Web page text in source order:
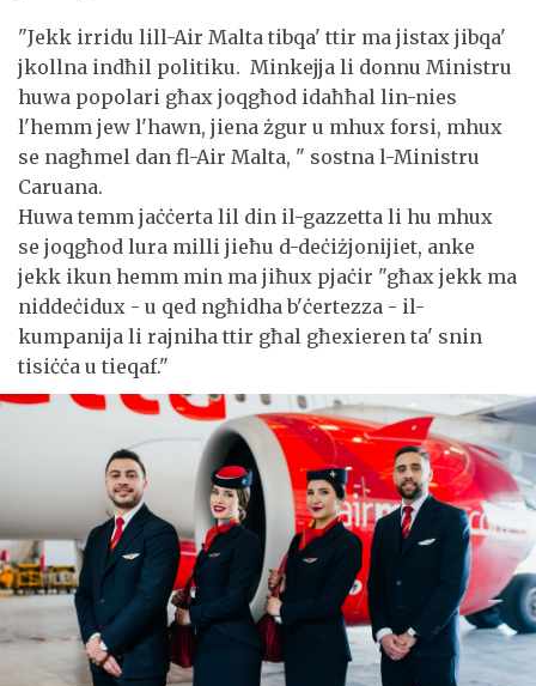
"Jekk irridu lill-Air Malta tibqa' ttir ma jistax jibqa'
jkollna indħil politiku. Minkejja li donnu Ministru
huwa popolari għax joqgħod idaħħal lin-nies
l'hemm jew l'hawn, jiena żgur u mhux forsi, mhux
se nagħmel dan fl-Air Malta, " sostna l-Ministru
Caruana.
Huwa temm jaċċerta lil din il-gazzetta li hu mhux
se joqgħod lura milli jieħu d-deċiżjonijiet, anke
jekk ikun hemm min ma jiħux pjaċir "għax jekk ma
niddeċidux - u qed ngħidha b'ċertezza - il-
kumpanija li rajniha ttir għal għexieren ta' snin
tisiċċa u tieqaf."